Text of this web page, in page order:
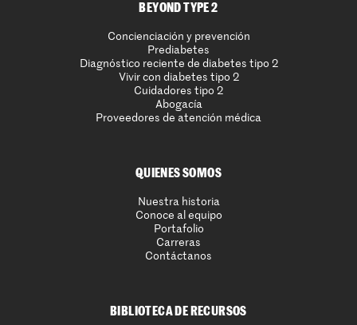
BEYOND TYPE 2
Concienciación y prevención
Prediabetes
Diagnóstico reciente de diabetes tipo 2
Vivir con diabetes tipo 2
Cuidadores tipo 2
Abogacía
Proveedores de atención médica
QUIENES SOMOS
Nuestra historia
Conoce al equipo
Portafolio
Carreras
Contáctanos
BIBLIOTECA DE RECURSOS